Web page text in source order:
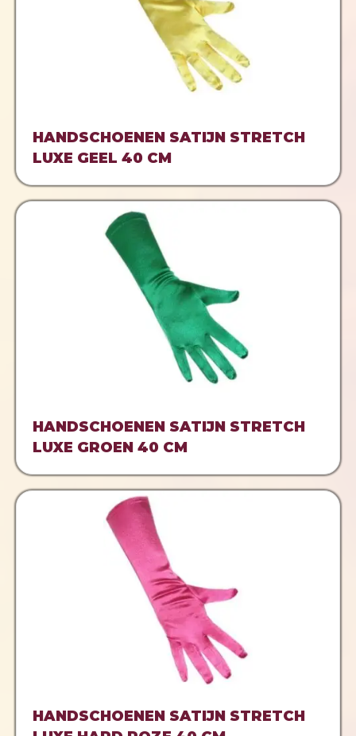
HANDSCHOENEN SATIJN STRETCH
LUXE GEEL 40 CM
HANDSCHOENEN SATIJN STRETCH
LUXE GROEN 40 CM
HANDSCHOENEN SATIJN STRETCH